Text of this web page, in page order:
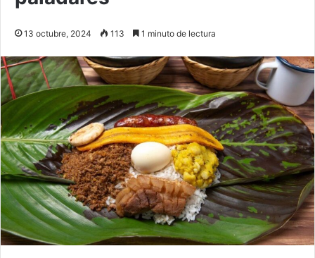
13 octubre, 2024 113 1 minuto de lectura